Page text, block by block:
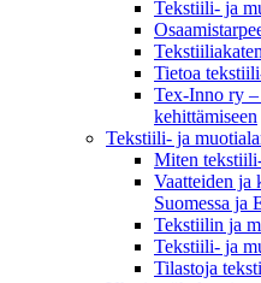
Tekstiili- ja
Tietoa
Tex-Inno ry
kehittämiseen
Tekstiili- ja
Miten
Vaatteiden ja
Suomessa ja
Tekstiilin ja
Tekstiili- ja
Tilastoja